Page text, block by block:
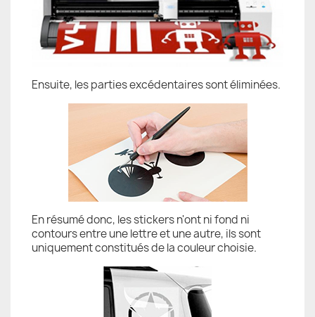
Ensuite, les parties excédentaires sont éliminées.
En résumé donc, les stickers n'ont ni fond ni
contours entre une lettre et une autre, ils sont
uniquement constitués de la couleur choisie.